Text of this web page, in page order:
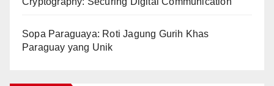
Sopa Paraguaya: Roti Jagung Gurih Khas
Paraguay yang Unik